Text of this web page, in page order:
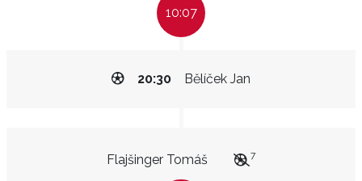
10:07
Bělíček Jan
20:30
Flajšinger Tomáš 7